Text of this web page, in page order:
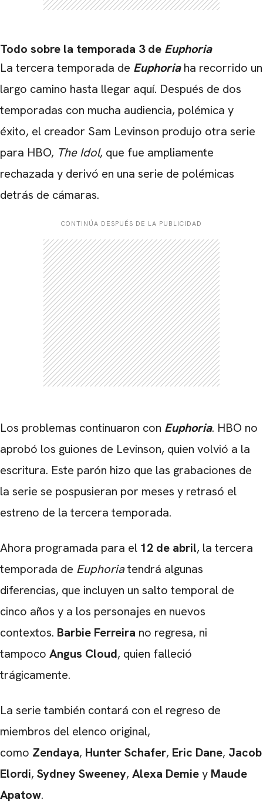
Todo sobre la temporada 3 de Euphoria
La tercera temporada de Euphoria ha recorrido un
largo camino hasta llegar aquí. Después de dos
temporadas con mucha audiencia, polémica y
éxito, el creador Sam Levinson produjo otra serie
para HBO, The Idol, que fue ampliamente
rechazada y derivó en una serie de polémicas
detrás de cámaras.
CONTINÚA DESPUÉS DE LA PUBLICIDAD
Los problemas continuaron con Euphoria. HBO no
aprobó los guiones de Levinson, quien volvió a la
escritura. Este parón hizo que las grabaciones de
la serie se pospusieran por meses y retrasó el
estreno de la tercera temporada.
Ahora programada para el 12 de abril, la tercera
temporada de Euphoriatendrá algunas
diferencias, que incluyen un salto temporal de
cinco años y a los personajes en nuevos
contextos. Barbie Ferreira no regresa, ni
tampoco Angus Cloud, quien falleció
trágicamente.
La serie también contará con el regreso de
miembros del elenco original,
como Zendaya, Hunter Schafer, Eric Dane, Jacob
Elordi, Sydney Sweeney, Alexa Demiey Maude
Apatow.
CARREGANDO PUBLICIDADE